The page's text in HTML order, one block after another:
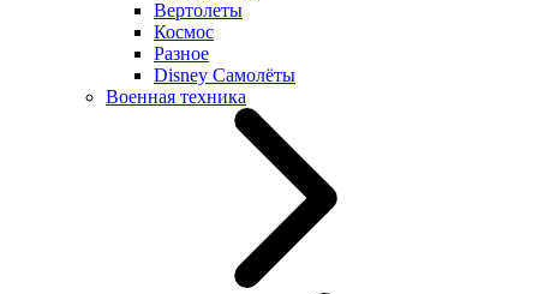
Вертолеты
Космос
Разное
Disney Самолёты
Военная техника